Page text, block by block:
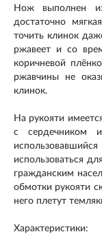
Нож выполнен
достаточно
точить клинок
ржавеет и со
коричневой
ржавчины не
клинок.
На рукояти
с сердечником
использоваться
гражданским
обмотки рукояти
него плетут
Характеристики: